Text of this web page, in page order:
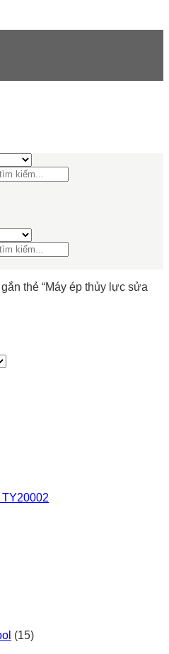
thẻ “Máy ép thủy lực sửa
TY20002
(15)